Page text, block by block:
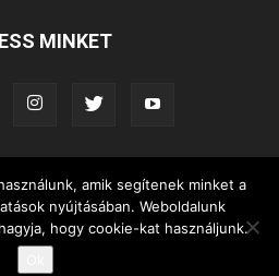
MINKET
SZABADIDŐ
RIPORTOK
INFORMÁCIÓK
2015 - Solymár Online
amik segítenek minket a
nyújtásában. Weboldalunk
hogy cookie-kat használjunk.